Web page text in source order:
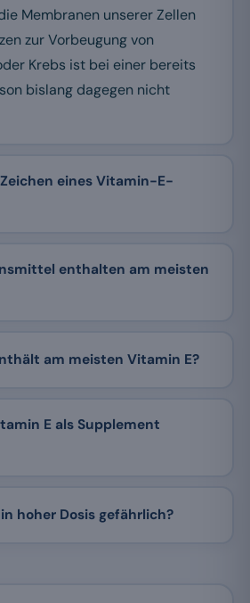
Membranen unserer Zellen
zur Vorbeugung von
Krebs ist bei einer bereits
bislang dagegen nicht
eines Vitamin-E-
enthalten am meisten
am meisten Vitamin E?
E als Supplement
hoher Dosis gefährlich?